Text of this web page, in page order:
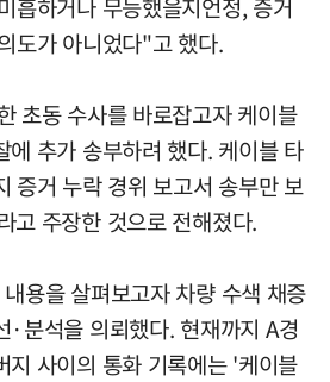
흡하거나 무능했을지언정, 증거
도가 아니었다"고 했다.
초동 수사를 바로잡고자 케이블
에 추가 송부하려 했다. 케이블 타
증거 누락 경위 보고서 송부만 보
고 주장한 것으로 전해졌다.
용을 살펴보고자 차량 수색 채증
·분석을 의뢰했다. 현재까지 A경
지 사이의 통화 기록에는 '케이블